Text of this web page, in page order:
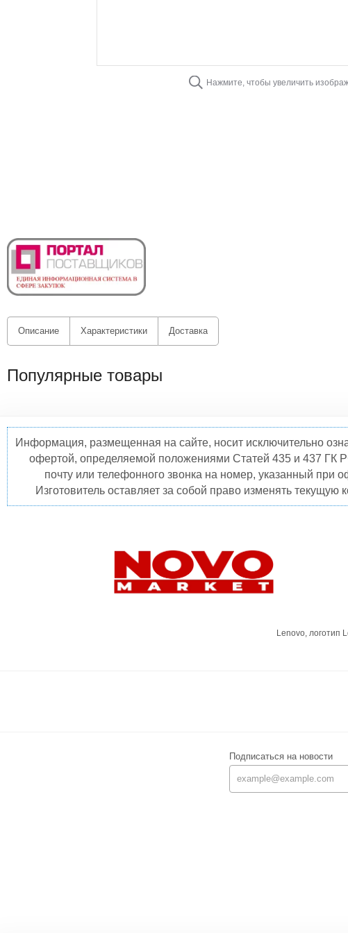
Нажмите, чтобы увеличить
Описание Характеристики Доставка
Популярные товары
Информация, размещенная на сайте, носит исключительно
офертой, определяемой положениями Статей 435 и 437 ГК
почту или телефонного звонка на номер, указанный при
Изготовитель оставляет за собой право изменять
Lenovo, логотип
Подписаться на новости